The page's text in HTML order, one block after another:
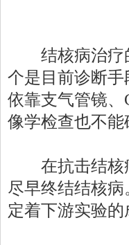
结核病治疗的
个是目前诊断
依靠支气管镜
像学检查也不能
在抗击结核病
尽早终结结核
定着下游实验的